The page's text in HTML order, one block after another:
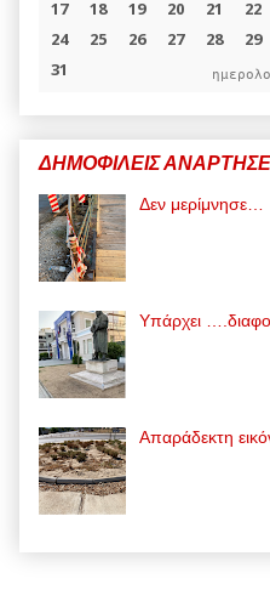
ΔΗΜΟΦΙΛΕΙΣ
Δεν μερίμνησε…
Υπάρχει
Απαράδεκτη